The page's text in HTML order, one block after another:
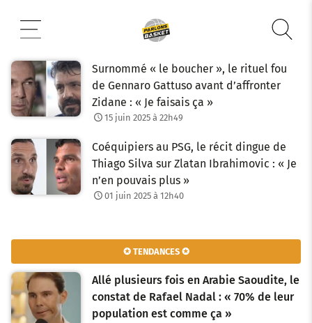
contenu
Surnommé « le boucher », le rituel fou
de Gennaro Gattuso avant d’affronter
Zidane : « Je faisais ça »
15 juin 2025 à 22h49
Coéquipiers au PSG, le récit dingue de
Thiago Silva sur Zlatan Ibrahimovic : « Je
n’en pouvais plus »
01 juin 2025 à 12h40
✪ TENDANCES ✪
Allé plusieurs fois en Arabie Saoudite, le
constat de Rafael Nadal : « 70% de leur
population est comme ça »